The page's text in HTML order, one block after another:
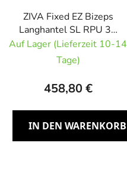
ZIVA Fixed EZ Bizeps
Langhantel SL RPU 35
kg
Auf Lager (Lieferzeit 10-14
Tage)
458,80 €
IN DEN WARENKORB